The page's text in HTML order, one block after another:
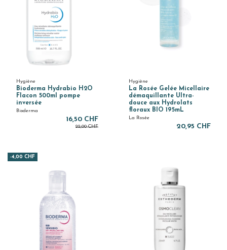
Hygiène
Bioderma Hydrabio H2O
Flacon 500ml pompe
inversée
Bioderma
16,50 CHF
22,00 CHF
Hygiène
La Rosée Gelée Micellaire
démaquillante Ultra-
douce aux Hydrolats
floraux BIO 195mL
La Rosée
20,95 CHF
-4,00 CHF